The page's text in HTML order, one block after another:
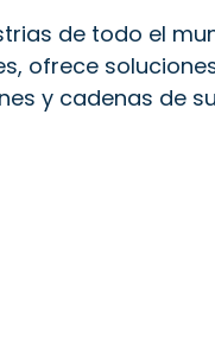
de todo el
ofrece
y cadenas de